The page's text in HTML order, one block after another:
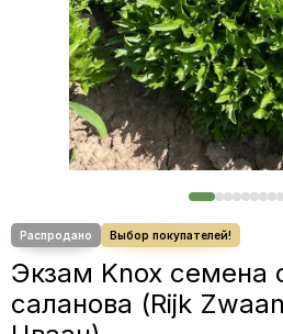
Редис
Редька
Салаты другие
Салат мультилиф
Салат Косберг
Свекла
Сельдерей
Спаржа
Земляника
Микрозелень - семена для
Фасоль
Фенхель
Экзам Knox семена
саланова (Rijk